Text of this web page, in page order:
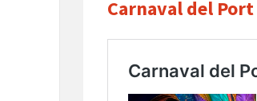
Carnaval del Port